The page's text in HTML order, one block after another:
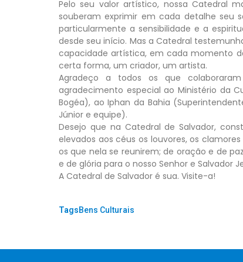
Pelo seu valor artístico, nossa Catedral
souberam exprimir em cada detalhe seu
particularmente a sensibilidade e a
desde seu início. Mas a Catedral
capacidade artística, em cada momento
certa forma, um criador, um artista.
Agradeço a todos os que
agradecimento especial ao Ministério da
Bogéa), ao Iphan da Bahia
Júnior e equipe).
Desejo que na Catedral de Salvador,
elevados aos céus os louvores, os
os que nela se reunirem; de oração e de
e de glória para o nosso Senhor e Salvador
A Catedral de Salvador é sua. Visite-a!
Tags:Bens Culturais